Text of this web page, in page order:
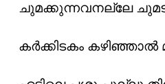
ചുമക്കുന്നവനല്ലേ
കർക്കിടകം കഴിഞ്ഞാൽ